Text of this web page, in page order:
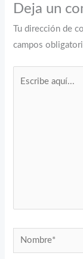
Deja un
Tu dirección de
campos
Nombre*